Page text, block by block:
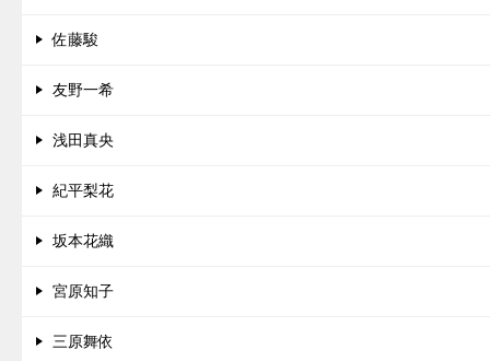
佐藤駿
友野一希
浅田真央
紀平梨花
坂本花織
宮原知子
三原舞依